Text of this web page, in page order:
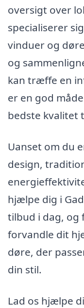
oversigt over
specialiserer
vinduer og
og
kan træffe en
er en god
bedste kvalitet
Uanset om du
design,
hjælpe dig i
tilbud i dag, og
forvandle dit
døre, der
din stil.
Lad os hjælpe